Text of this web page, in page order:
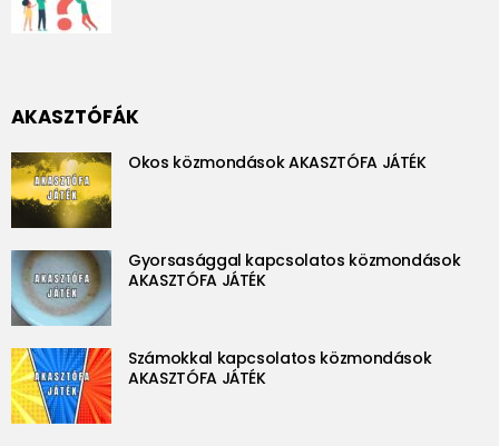
AKASZTÓFÁK
Okos közmondások AKASZTÓFA JÁTÉK
Gyorsasággal kapcsolatos közmondások
AKASZTÓFA JÁTÉK
Számokkal kapcsolatos közmondások
AKASZTÓFA JÁTÉK